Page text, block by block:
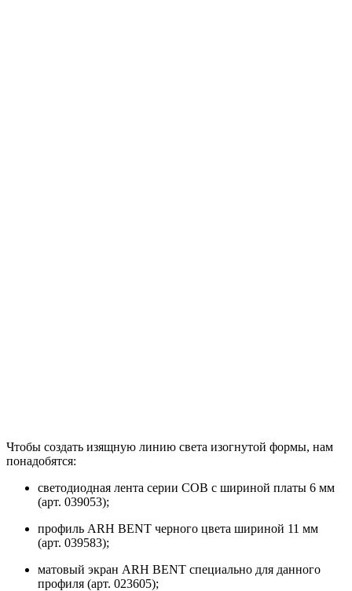
Чтобы создать изящную линию света изогнутой формы, нам
понадобятся:
светодиодная лента серии COB с шириной платы 6 мм
(арт. 039053);
профиль ARH BENT черного цвета шириной 11 мм
(арт. 039583);
матовый экран ARH BENT специально для данного
профиля (арт. 023605);